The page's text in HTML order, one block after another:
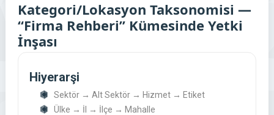
Kategori/Lokasyon Taksonomisi —
“Firma Rehberi” Kümesinde Yetki
İnşası
Hiyerarşi
Sektör → Alt Sektör → Hizmet → Etiket
Ülke → İl → İlçe → Mahalle